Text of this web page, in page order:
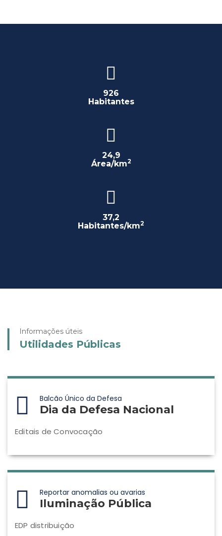
926
Habitantes
24,9
Área/km2
37,2
Habitantes/km2
Informações úteis
Utilidades Públicas
Balcão Único da Defesa
Dia da Defesa Nacional
Editais de Convocação
Reportar anomalias ou avarias
Iluminação Pública
EDP distribuição